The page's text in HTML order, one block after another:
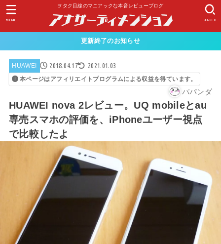
ヲタク目線のマニアックな本音レビューブログ
SEARCH
MENU
更新終了のお知らせ
HUAWEI 2018.04.17 2021.01.03
本ページはアフィリエイトプログラムによる収益を得ています。
パパンダ
HUAWEI nova 2レビュー。UQ mobileとau
専売スマホの評価を、iPhoneユーザー視点
で比較したよ